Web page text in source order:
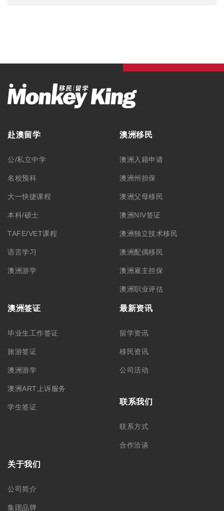
赴澳留学
公/私立中学
名校预科
大一快捷课程
本科/硕士
TAFE/VET课程
语言学习
澳洲游学
澳洲移民
澳洲入籍申请
澳洲州担保
澳洲父母移民
澳洲NIV签证
澳洲独立技术移民
澳洲配偶移民
澳洲雇主担保
澳洲职业评估
澳洲签证
毕业生工作签证
旅游签证
澳洲游学
澳洲ART上诉服务
学生签证
最新资讯
留学资讯
移民资讯
公司活动
联系我们
联系方式
合作洽谈
关于我们
公司简介
集团品牌